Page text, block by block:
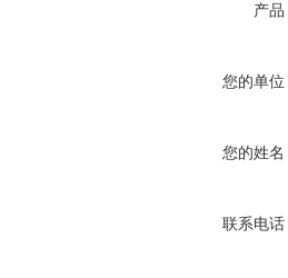
产品
您的单位
您的姓名
联系电话